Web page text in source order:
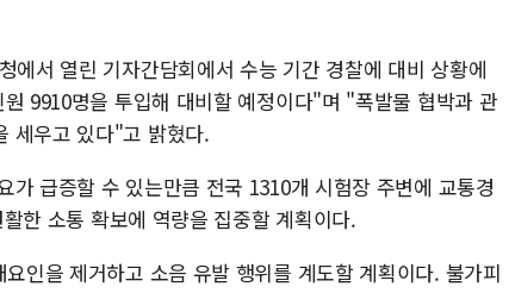
에서 열린 기자간담회에서 수능 기간 경찰에 대비 상황에
9910명을 투입해 대비할 예정이다"며 "폭발물 협박과 관
세우고 있다"고 밝혔다.
가 급증할 수 있는만큼 전국 1310개 시험장 주변에 교통경
한 소통 확보에 역량을 집중할 계획이다.
인을 제거하고 소음 유발 행위를 계도할 계획이다. 불가피